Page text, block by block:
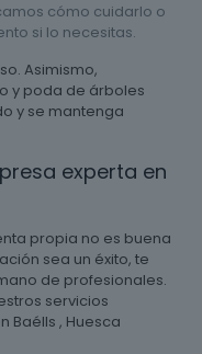
cómo cuidarlo o
si lo necesitas.
Asimismo,
y poda de árboles
y se mantenga
experta en
propia no es buena
sea un éxito, te
de profesionales.
servicios
Baélls , Huesca